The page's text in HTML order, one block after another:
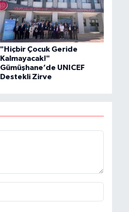
"Hiçbir Çocuk Geride
Kalmayacak!"
Gümüşhane’de UNICEF
Destekli Zirve